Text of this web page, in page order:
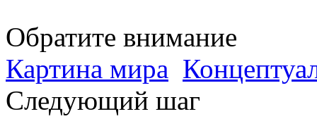
Обратите внимание
Картина мира
Следующий шаг